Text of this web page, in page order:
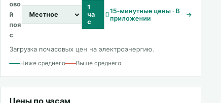
ово
й
поя
с
1
ча
с
15-минутные цены · В
приложении
→
Загрузка почасовых цен на электроэнергию.
Ниже среднего Выше среднего